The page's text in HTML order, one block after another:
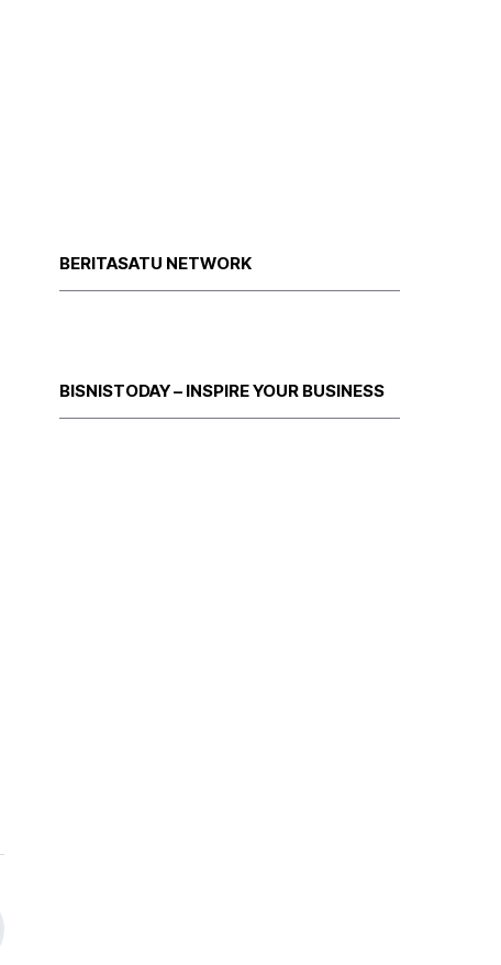
BERITASATU NETWORK
BISNISTODAY – INSPIRE YOUR BUSINESS